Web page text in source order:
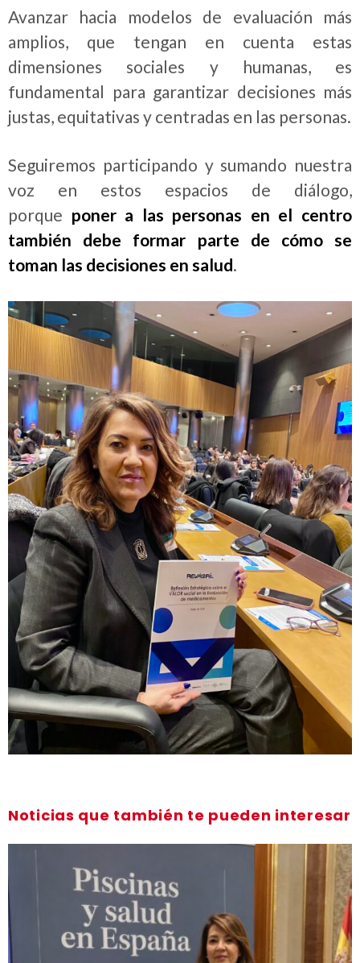
Avanzar hacia modelos de evaluación más
amplios, que tengan en cuenta estas
dimensiones sociales y humanas, es
fundamental para garantizar decisiones más
justas, equitativas y centradas en las personas.
Seguiremos participando y sumando nuestra
voz en estos espacios de diálogo,
porque poner a las personas en el centro
también debe formar parte de cómo se
toman las decisiones en salud.
Noticias que también te pueden interesar